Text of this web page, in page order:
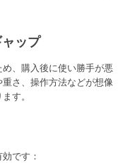
ップ
、購入後に使い勝手が悪
さ、操作方法などが想像
す。
です：